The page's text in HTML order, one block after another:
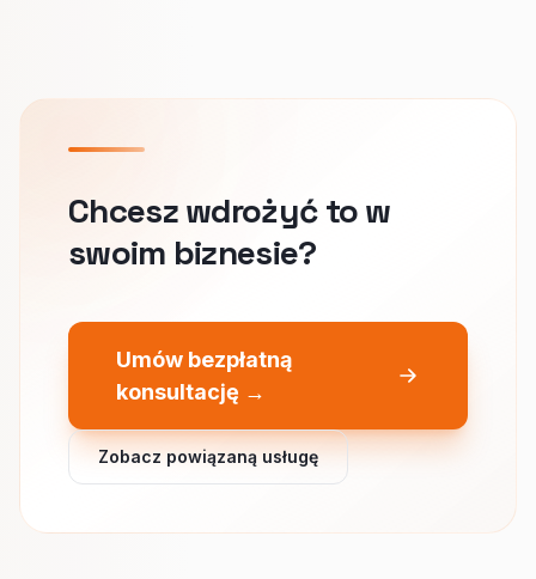
Chcesz wdrożyć to w
swoim biznesie?
Umów bezpłatną
konsultację →
Zobacz powiązaną usługę